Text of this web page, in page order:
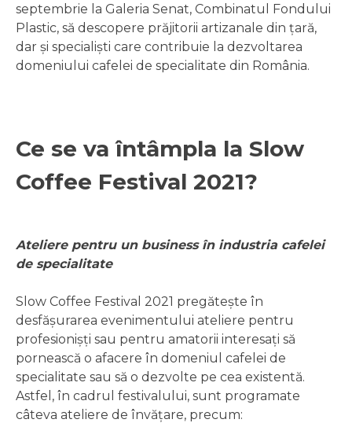
septembrie la Galeria Senat, Combinatul Fondului
Plastic, să descopere prăjitorii artizanale din țară,
dar și specialiști care contribuie la dezvoltarea
domeniului cafelei de specialitate din România.
Ce se va întâmpla la Slow
Coffee Festival 2021?
Ateliere pentru un business în industria cafelei
de specialitate
Slow Coffee Festival 2021 pregătește în
desfășurarea evenimentului ateliere pentru
profesionișți sau pentru amatorii interesați să
pornească o afacere în domeniul cafelei de
specialitate sau să o dezvolte pe cea existentă.
Astfel, în cadrul festivalului, sunt programate
câteva ateliere de învățare, precum: